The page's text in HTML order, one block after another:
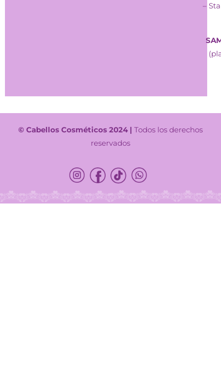
–
© Cabellos Cosméticos 2024 | Todos los derechos
reservados